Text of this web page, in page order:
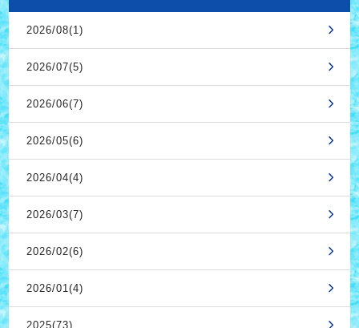
2026/08(1)
2026/07(5)
2026/06(7)
2026/05(6)
2026/04(4)
2026/03(7)
2026/02(6)
2026/01(4)
2025(73)